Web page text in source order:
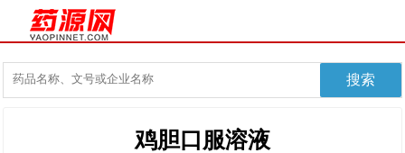
鸡胆口服溶液